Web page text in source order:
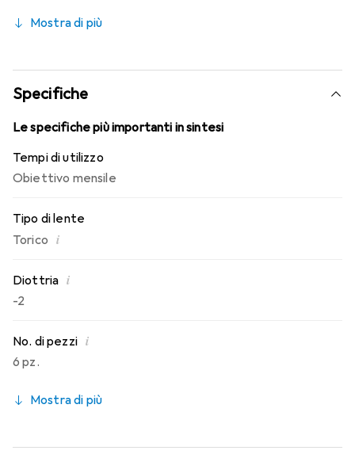
Moisture Matrix e la conosciuta tecnologia SmartShield,
conosci. Comfort e assenza di fastidi per tutto il giorno
con le lenti mensili.
Mostra di più
Specifiche
Le specifiche più importanti in sintesi
Tempi di utilizzo
Obiettivo mensile
Tipo di lente
Torico i
Diottria i
-2
No. di pezzi i
6 pz.
Mostra di più